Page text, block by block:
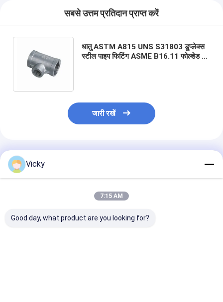
सबसे उत्तम प्रतिदान प्राप्त करें
धातु ASTM A815 UNS S31803 डुप्लेक्स
स्टील पाइप फिटिंग ASME B16.11 फोल्डेड टी
जारी रखें
अनुशंसित उत्पाद
Vicky
7:15 AM
Good day, what product are you looking for?